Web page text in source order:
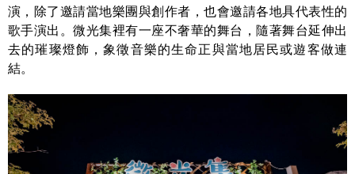
演，除了邀請當地樂團與創作者，也會邀請各地具代表性的
歌手演出。微光集裡有一座不奢華的舞台，隨著舞台延伸出
去的璀璨燈飾，象徵音樂的生命正與當地居民或遊客做連
結。